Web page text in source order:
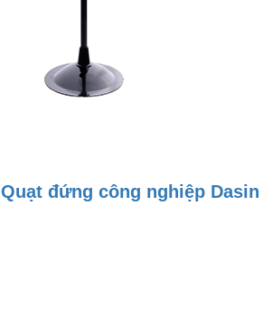
Quạt đứng công nghiệp Dasin